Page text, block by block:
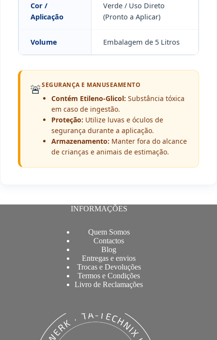
Cor /
Aplicação
Verde / Uso Direto
(Pronto a Aplicar)
Volume Embalagem de 5 Litros
🚨SEGURANÇA E MANUSEAMENTO
Contém Etileno-Glicol: Substância tóxica
em caso de ingestão.
Proteção: Utilize luvas e óculos de
segurança durante a aplicação.
Armazenamento: Manter fora do alcance
de crianças e animais de estimação.
INFORMAÇÕES
Quem Somos
Contactos
Blog
Entregas e envios
Trocas e Devoluções
Termos e Condições
Livro de Reclamações